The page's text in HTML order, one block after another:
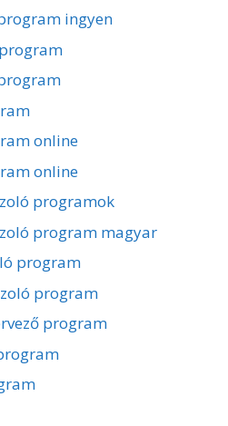
ingyen
online
online
programok
program magyar
program
program
program